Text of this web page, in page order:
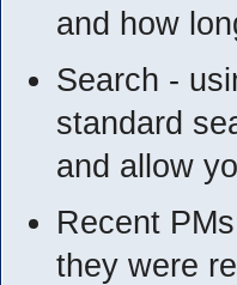
and how
Search -
standard
and allow
Recent
they were